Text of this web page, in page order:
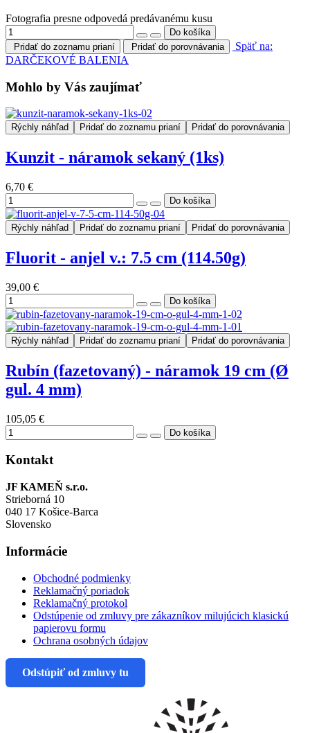
Fotografia presne odpovedá predávanému kusu
Pridať do zoznamu prianí Pridať do porovnávania
Späť na:
DARČEKOVÉ BALENIA
Mohlo by Vás zaujímať
Rýchly náhľad Pridať do zoznamu prianí Pridať do porovnávania
Kunzit - náramok sekaný (1ks)
6,70 €
Rýchly náhľad Pridať do zoznamu prianí Pridať do porovnávania
Fluorit - anjel v.: 7.5 cm (114.50g)
39,00 €
Rýchly náhľad Pridať do zoznamu prianí Pridať do porovnávania
Rubín (fazetovaný) - náramok 19 cm (Ø
gul. 4 mm)
105,05 €
Kontakt
JF KAMEŇ s.r.o.
Strieborná 10
040 17 Košice-Barca
Slovensko
Informácie
Obchodné podmienky
Reklamačný poriadok
Reklamačný protokol
Odstúpenie od zmluvy pre zákazníkov milujúcich klasickú
papierovu formu
Ochrana osobných údajov
Odstúpiť od zmluvy tu